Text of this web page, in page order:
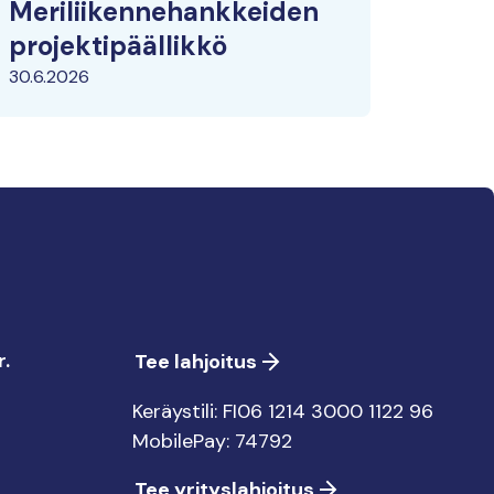
Meriliikennehankkeiden
projektipäällikkö
30.6.2026
Tee lahjoitus
Keräystili: FI06 1214 3000 1122 96
MobilePay: 74792